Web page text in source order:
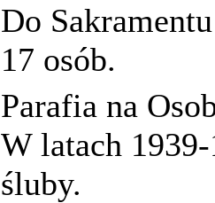
Do
17 osób.
Parafia na
W latach
śluby.